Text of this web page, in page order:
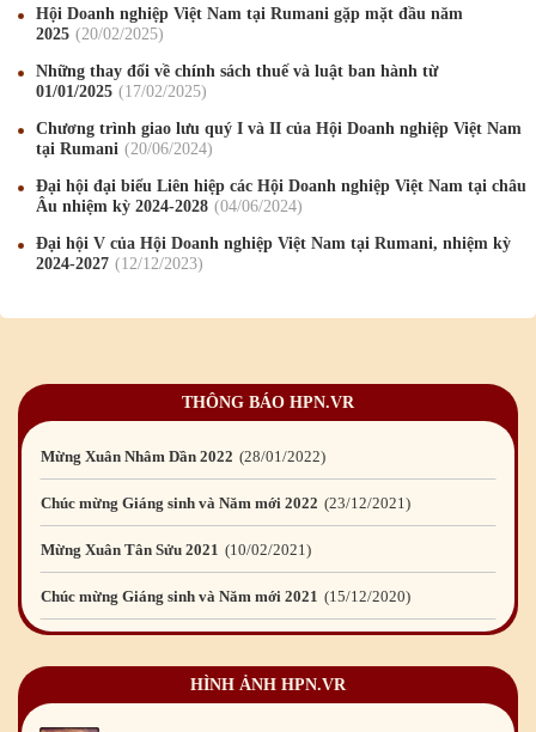
Hội Doanh nghiệp Việt Nam tại Rumani gặp mặt đầu năm
2025
20/02/2025
Những thay đổi về chính sách thuế và luật ban hành từ
01/01/2025
17/02/2025
Chương trình giao lưu quý I và II của Hội Doanh nghiệp Việt Nam
tại Rumani
20/06/2024
Đại hội đại biểu Liên hiệp các Hội Doanh nghiệp Việt Nam tại châu
Âu nhiệm kỳ 2024-2028
04/06/2024
Đại hội V của Hội Doanh nghiệp Việt Nam tại Rumani, nhiệm kỳ
2024-2027
12/12/2023
THÔNG BÁO HPN.VR
Mừng Xuân Kỷ Hợi 2019
Chúc mừng Giáng sinh và Năm mới 2019 22 /12/2018
Mừng Xuân Bính Ngọ 2026 15/02/2026
Chúc mừng Giáng sinh và Năm mới 2026 24 /12 /2025
Mừng Xuân Giáp Thìn 2024
Chúc mừng Giáng sinh và Năm mới 2024 21/12/2023
Chúc mừng Giáng sinh và Năm mới 2023 24/12
Mừng Xuân Nhâm Dần 2022 28/01 /2022
Chúc mừng Giáng sinh và Năm mới 2022 23/12/2021
Mừng Xuân Tân Sửu 2021 10/02/2021
Chúc mừng Giáng sinh và Năm mới 2021 15/12/2020
Chúc mừng Giáng sinh và Năm mới 2020 24/12
HÌNH ẢNH HPN.VR